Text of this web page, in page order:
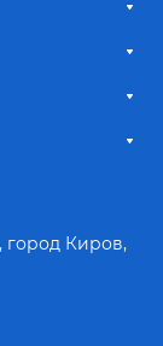
город Киров,